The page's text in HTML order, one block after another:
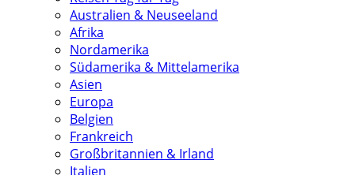
Australien & Neuseeland
Afrika
Nordamerika
Südamerika & Mittelamerika
Asien
Europa
Belgien
Frankreich
Großbritannien & Irland
Italien